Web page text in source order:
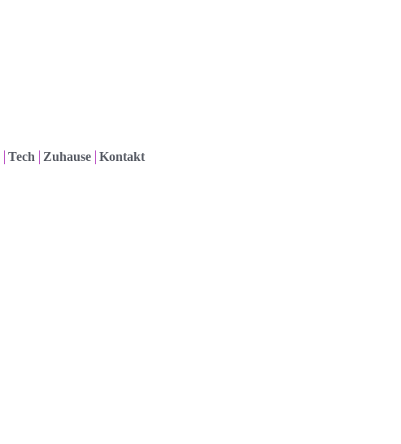
Tech Zuhause Kontakt